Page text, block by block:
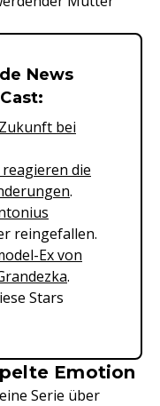
News
bei
die
.
reingefallen.
Ex von
.
Stars
Emotion
Serie über